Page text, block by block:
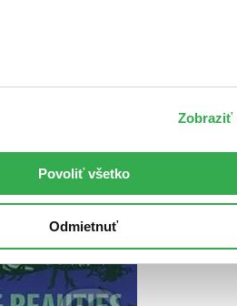
Zobraziť
Povoliť všetko
Odmietnuť